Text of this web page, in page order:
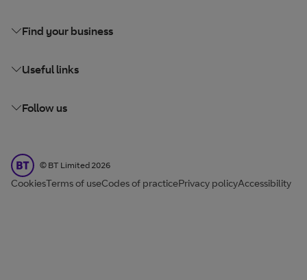
Find your business
Useful links
Follow us
BT Limited
© BT Limited 2026
CookiesTerms of useCodes of practicePrivacy policyAccessibility